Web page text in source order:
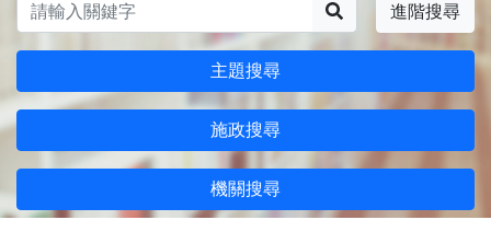
進階搜尋
主題搜尋
施政搜尋
機關搜尋